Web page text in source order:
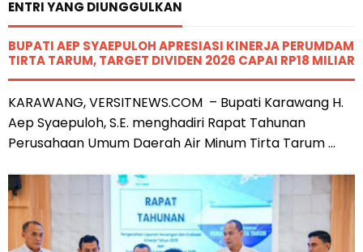
ENTRI YANG DIUNGGULKAN
BUPATI AEP SYAEPULOH APRESIASI KINERJA PERUMDAM
TIRTA TARUM, TARGET DIVIDEN 2026 CAPAI RP18 MILIAR
KARAWANG, VERSITNEWS.COM – Bupati Karawang H.
Aep Syaepuloh, S.E. menghadiri Rapat Tahunan
Perusahaan Umum Daerah Air Minum Tirta Tarum ...